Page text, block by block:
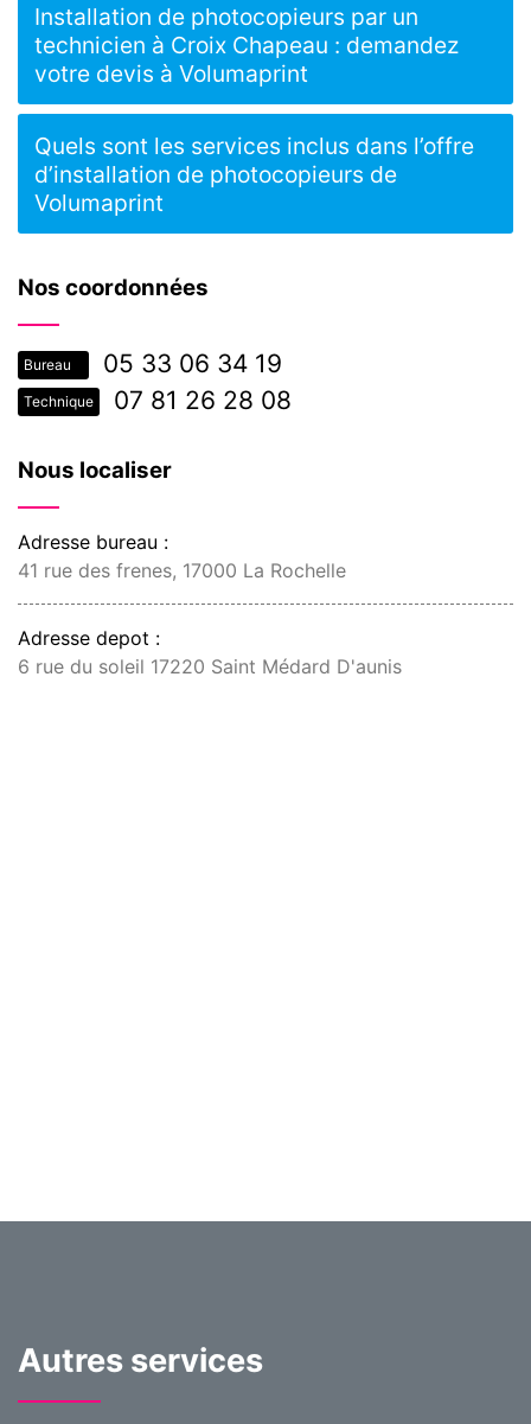
Nos coordonnées
Bureau 05 33 06 34 19
Technique 07 81 26 28 08
Nous localiser
Adresse bureau :
41 rue des frenes, 17000 La Rochelle
Adresse depot :
6 rue du soleil 17220 Saint Médard D'aunis
Installation de photocopieurs par un
technicien à Croix Chapeau : demandez
votre devis à Volumaprint
Quels sont les services inclus dans l’offre
d’installation de photocopieurs de
Volumaprint
Autres services